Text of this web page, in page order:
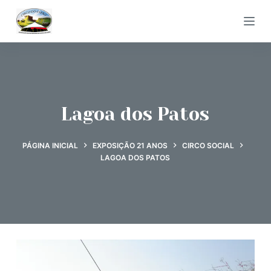
P
Lagoa dos Patos
PÁGINA INICIAL EXPOSIÇÃO 21 ANOS
CIRCO SOCIAL
LAGOA DOS PATOS